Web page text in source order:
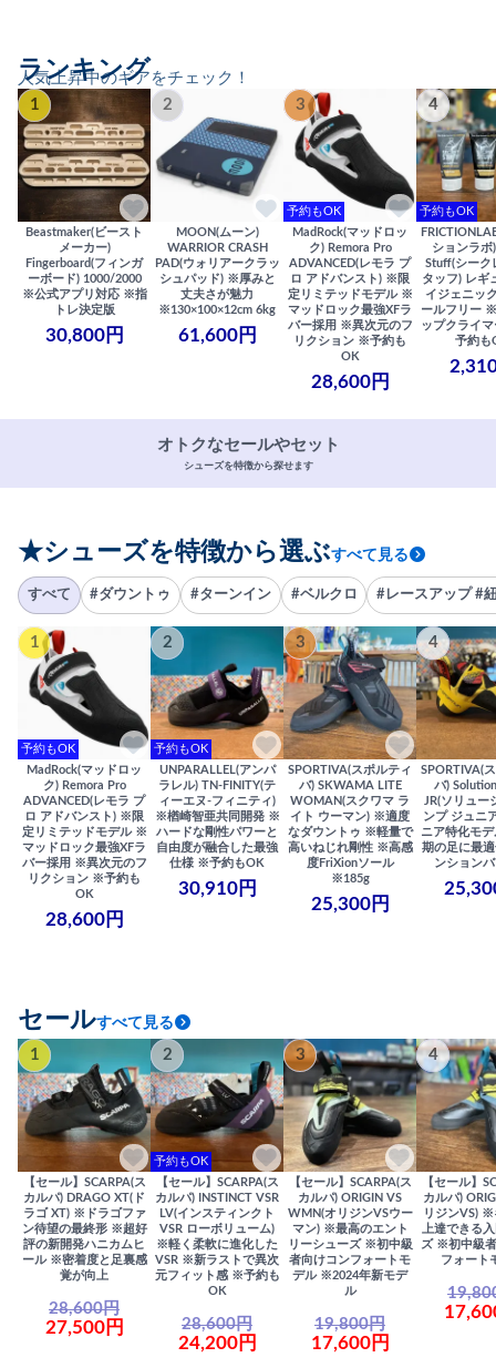
人気上昇中のギアをチェック！
ランキング
1
Beastmaker(ビースト
メーカー)
Fingerboard(フィンガ
ーボード) 1000/2000
※公式アプリ対応 ※指
トレ決定版
30,800円
2
MOON(ムーン)
WARRIOR CRASH
PAD(ウォリアークラッ
シュパッド) ※厚みと
丈夫さが魅力
※130×100×12cm 6kg
61,600円
3
予約もOK
MadRock(マッドロッ
ク) Remora Pro
ADVANCED(レモラ プ
ロ アドバンスト) ※限
定リミテッドモデル ※
マッドロック最強XFラ
バー採用 ※異次元のフ
リクション ※予約も
OK
28,600円
4
予約もOK
ションラボ
Stuff(シーク
タッフ) レギ
イジェニッ
ールフリー
ップクライ
予約も
オトクなセールやセット
シューズを特徴から探せます
★シューズを特徴から選ぶすべて見る
すべて #ダウントゥ #ターンイン #ベルクロ #レースアップ #
1
予約もOK
MadRock(マッドロッ
ク) Remora Pro
ADVANCED(レモラ プ
ロ アドバンスト) ※限
定リミテッドモデル ※
マッドロック最強XFラ
バー採用 ※異次元のフ
リクション ※予約も
OK
28,600円
2
予約もOK
UNPARALLEL(アンパ
ラレル) TN-FINITY(テ
ィーエヌ-フィニティ)
※楢崎智亜共同開発 ※
ハードな剛性パワーと
自由度が融合した最強
仕様 ※予約もOK
30,910円
3
SPORTIVA(スポルティ
バ) SKWAMA LITE
WOMAN(スクワマ ラ
イト ウーマン) ※適度
なダウントゥ ※軽量で
高いねじれ剛性 ※高感
度FriXionソール
※185g
25,300円
4
SPORTIVA(
バ)
JR(ソリュー
ンプ ジュニ
ニア特化モ
期の足に最
ンション
セールすべて見る
1
【セール】SCARPA(ス
カルパ) DRAGO XT(ド
ラゴ XT) ※ドラゴファ
ン待望の最終形 ※超好
評の新開発ハニカムヒ
ール ※密着度と足裏感
覚が向上
28,600円
27,500円
2
予約もOK
【セール】SCARPA(ス
カルパ) INSTINCT VSR
LV(インスティンクト
VSR ローボリューム)
※軽く柔軟に進化した
VSR ※新ラストで異次
元フィット感 ※予約も
OK
28,600円
24,200円
3
【セール】SCARPA(ス
カルパ) ORIGIN VS
WMN(オリジンVSウー
マン) ※最高のエント
リーシューズ ※初中級
者向けコンフォートモ
デル ※2024年新モデ
ル
19,800円
17,600円
4
【セール】
カルパ)
リジンVS) ※
上達できる
ズ ※初中級
フォート